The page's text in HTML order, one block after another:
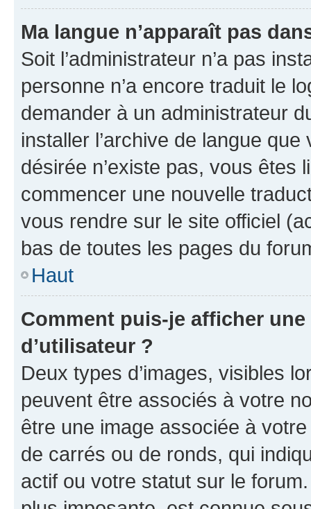
Ma langue n’apparaît pas
Soit l’administrateur n’a pas
personne n’a encore traduit le
demander à un administrateur
installer l’archive de langue
désirée n’existe pas, vous êtes
commencer une nouvelle
vous rendre sur le site officiel
bas de toutes les pages du
Haut
Comment puis-je afficher
d’utilisateur ?
Deux types d’images, visibles
peuvent être associés à votre
être une image associée à
de carrés ou de ronds, qui
actif ou votre statut sur le